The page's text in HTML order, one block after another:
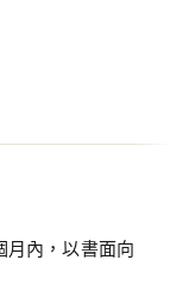
月內，以書面向